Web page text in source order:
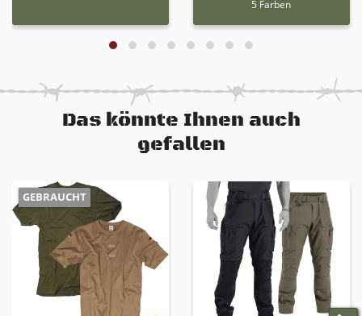
5 Farben
Das könnte Ihnen auch
gefallen
GEBRAUCHT